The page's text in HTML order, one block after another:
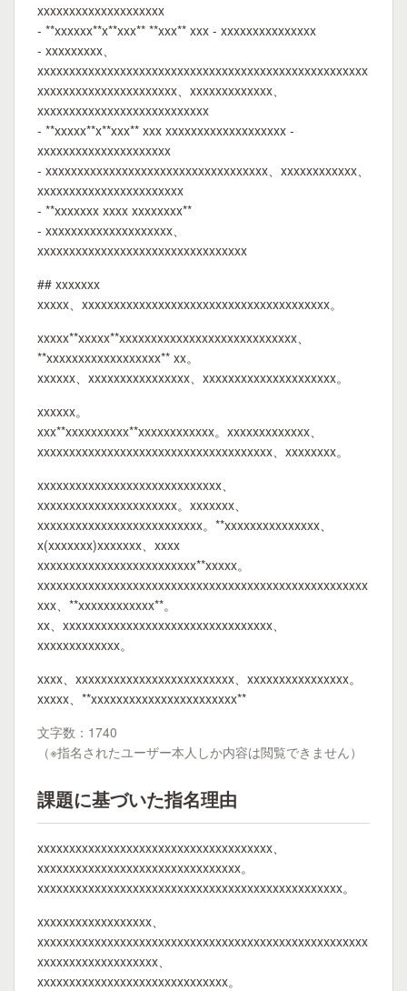
xxxxxxxxxxxxxxxxxxxx
- **xxxxxx**x**xxx** **xxx** xxx - xxxxxxxxxxxxxxx
- xxxxxxxxx、
xxxxxxxxxxxxxxxxxxxxxxxxxxxxxxxxxxxxxxxxxxxxxxxxxxxx
xxxxxxxxxxxxxxxxxxxxxx、xxxxxxxxxxxxx、
xxxxxxxxxxxxxxxxxxxxxxxxxxx
- **xxxxx**x**xxx** xxx xxxxxxxxxxxxxxxxxxx -
xxxxxxxxxxxxxxxxxxxxx
- xxxxxxxxxxxxxxxxxxxxxxxxxxxxxxxxxxx、xxxxxxxxxxxx、
xxxxxxxxxxxxxxxxxxxxxxx
- **xxxxxxx xxxx xxxxxxxx**
- xxxxxxxxxxxxxxxxxxxx、
xxxxxxxxxxxxxxxxxxxxxxxxxxxxxxxxx
## xxxxxxx
xxxxx、xxxxxxxxxxxxxxxxxxxxxxxxxxxxxxxxxxxxxxx。
xxxxx**xxxxx**xxxxxxxxxxxxxxxxxxxxxxxxxxxx、
**xxxxxxxxxxxxxxxxxx** xx。
xxxxxx、xxxxxxxxxxxxxxxx、xxxxxxxxxxxxxxxxxxxxx。
xxxxxx。
xxx**xxxxxxxxxx**xxxxxxxxxxxx。xxxxxxxxxxxxx、
xxxxxxxxxxxxxxxxxxxxxxxxxxxxxxxxxxxxx、xxxxxxxx。
xxxxxxxxxxxxxxxxxxxxxxxxxxxxx、
xxxxxxxxxxxxxxxxxxxxxx。xxxxxxx、
xxxxxxxxxxxxxxxxxxxxxxxxxx。**xxxxxxxxxxxxxxx、
x(xxxxxxx)xxxxxxx、xxxx
xxxxxxxxxxxxxxxxxxxxxxxxx**xxxxx。
xxxxxxxxxxxxxxxxxxxxxxxxxxxxxxxxxxxxxxxxxxxxxxxxxxxx
xxx、**xxxxxxxxxxxx**。
xx、xxxxxxxxxxxxxxxxxxxxxxxxxxxxxxxxx、
xxxxxxxxxxxxx。
xxxx、xxxxxxxxxxxxxxxxxxxxxxxxx、xxxxxxxxxxxxxxxx。
xxxxx、**xxxxxxxxxxxxxxxxxxxxxxx**
文字数：1740
（※指名されたユーザー本人しか内容は閲覧できません）
課題に基づいた指名理由
xxxxxxxxxxxxxxxxxxxxxxxxxxxxxxxxxxxxx、
xxxxxxxxxxxxxxxxxxxxxxxxxxxxxxxx。
xxxxxxxxxxxxxxxxxxxxxxxxxxxxxxxxxxxxxxxxxxxxxxxx。
xxxxxxxxxxxxxxxxxx、
xxxxxxxxxxxxxxxxxxxxxxxxxxxxxxxxxxxxxxxxxxxxxxxxxxxx
xxxxxxxxxxxxxxxxxxx、
xxxxxxxxxxxxxxxxxxxxxxxxxxxxxx。